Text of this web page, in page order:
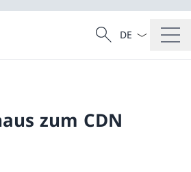
Suche
Suche
Sprach
zum CDN